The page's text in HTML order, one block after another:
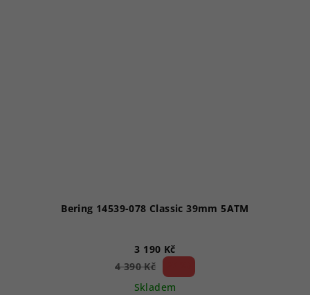
Bering 14539-078 Classic 39mm 5ATM
3 190 Kč
4 390 Kč
Skladem